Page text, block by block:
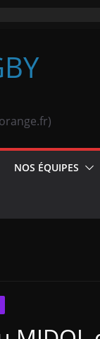
NOS ÉQUIPES